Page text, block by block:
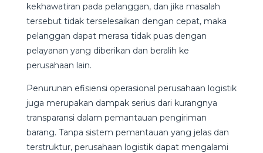
kekhawatiran pada pelanggan, dan jika masalah
tersebut tidak terselesaikan dengan cepat, maka
pelanggan dapat merasa tidak puas dengan
pelayanan yang diberikan dan beralih ke
perusahaan lain.
Penurunan efisiensi operasional perusahaan logistik
juga merupakan dampak serius dari kurangnya
transparansi dalam pemantauan pengiriman
barang. Tanpa sistem pemantauan yang jelas dan
terstruktur, perusahaan logistik dapat mengalami